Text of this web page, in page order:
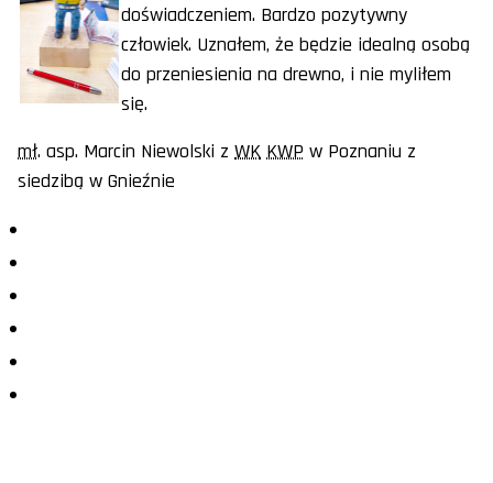
doświadczeniem. Bardzo pozytywny
człowiek. Uznałem, że będzie idealną osobą
do przeniesienia na drewno, i nie myliłem
się.
mł. asp. Marcin Niewolski z WK KWP w Poznaniu z
siedzibą w Gnieźnie